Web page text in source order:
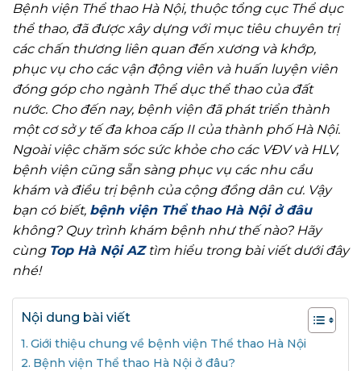
Bệnh viện Thể thao Hà Nội, thuộc tổng cục Thể dục
thể thao, đã được xây dựng với mục tiêu chuyên trị
các chấn thương liên quan đến xương và khớp,
phục vụ cho các vận động viên và huấn luyện viên
đóng góp cho ngành Thể dục thể thao của đất
nước. Cho đến nay, bệnh viện đã phát triển thành
một cơ sở y tế đa khoa cấp II của thành phố Hà Nội.
Ngoài việc chăm sóc sức khỏe cho các VĐV và HLV,
bệnh viện cũng sẵn sàng phục vụ các nhu cầu
khám và điều trị bệnh của cộng đồng dân cư. Vậy
bạn có biết, bệnh viện Thể thao Hà Nội ở đâu
không? Quy trình khám bệnh như thế nào? Hãy
cùng Top Hà Nội AZtìm hiểu trong bài viết dưới đây
nhé!
Nội dung bài viết
Giới thiệu chung về bệnh viện Thể thao Hà Nội
Bệnh viện Thể thao Hà Nội ở đâu?